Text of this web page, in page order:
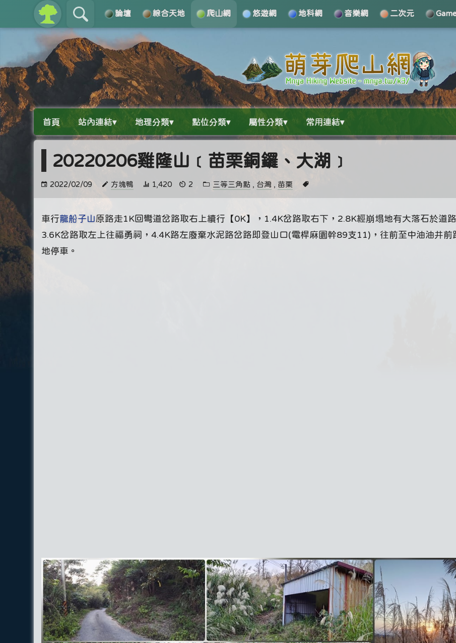
論壇 綜合天地 爬山網 悠遊網 地科網 音樂網 二次元
關於 導覽
首頁 站內連結▾ 地理分類▾ 點位分類▾ 屬性分類▾ 常用連結▾
20220206雞隆山﹝苗栗銅鑼、大湖﹞
2022/02/09 方塊鴨 1,420 2 三等三角點 , 台灣 , 苗栗
車行龍船子山原路走1K回彎道岔路取右上續行【0K】，1.4K岔路取右下，2.8K經崩塌地有大落石於道路
3.6K岔路取左上往福勇祠，4.4K路左廢棄水泥路岔路即登山口(電桿麻園幹89支11)，往前至中油油井前
地停車。